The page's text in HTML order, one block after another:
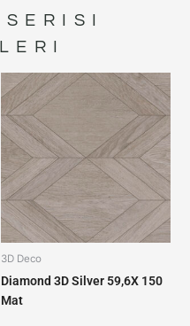
SERISI
3D Deco
Diamond 3D Silver 59,6X 150
Mat